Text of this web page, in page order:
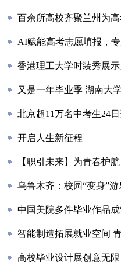
百余所高校齐聚兰州为
AI赋能高考志愿填报，
香港理工大学时装秀展
又是一年毕业季 湖南大
北京超11万名中考生24
开启人生新征程
【职引未来】为青春护
乌鲁木齐：校园“变身”游
中国美院多件毕业作品成
智能制造拓展就业空间
高校毕业设计展创意无限